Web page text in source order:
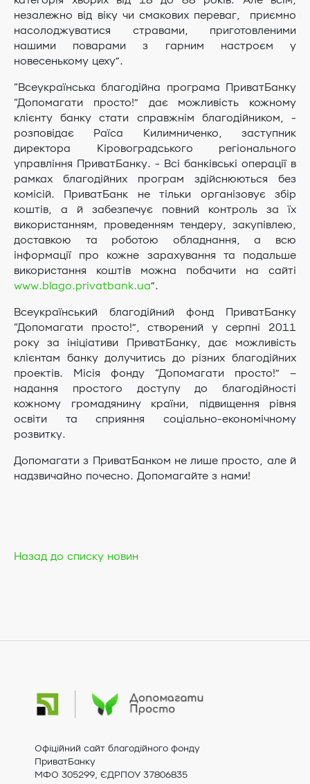
незалежно від віку чи смакових переваг, приємно
насолоджуватися стравами, приготовленими
нашими поварами з гарним настроєм у
новесенькому цеху”.
“Всеукраїнська благодійна програма ПриватБанку
“Допомагати просто!” дає можливість кожному
клієнту банку стати справжнім благодійником, -
розповідає Раїса Килимниченко, заступник
директора Кіровоградського регіонального
управління ПриватБанку. - Всі банківські операції в
рамках благодійних програм здійснюються без
комісій. ПриватБанк не тільки організовує збір
коштів, а й забезпечує повний контроль за їх
використанням, проведенням тендеру, закупівлею,
доставкою та роботою обладнання, а всю
інформації про кожне зарахування та подальше
використання коштів можна побачити на сайті
www.blago.privatbank.ua”.
Всеукраїнський благодійний фонд ПриватБанку
“Допомагати просто!”, створений у серпні 2011
року за ініціативи ПриватБанку, дає можливість
клієнтам банку долучитись до різних благодійних
проектів. Місія фонду “Допомагати просто!” –
надання простого доступу до благодійності
кожному громадянину країни, підвищення рівня
освіти та сприяння соціально-економічному
розвитку.
Допомагати з ПриватБанком не лише просто, але й
надзвичайно почесно. Допомагайте з нами!
Назад до списку новин
Офіційний сайт благодійного фонду
ПриватБанку
МФО 305299, ЄДРПОУ 37806835